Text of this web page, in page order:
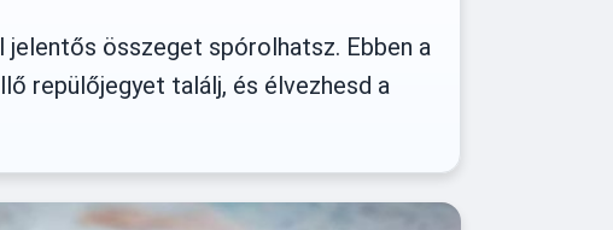
összeget spórolhatsz. Ebben a
repülőjegyet találj, és élvezhesd a